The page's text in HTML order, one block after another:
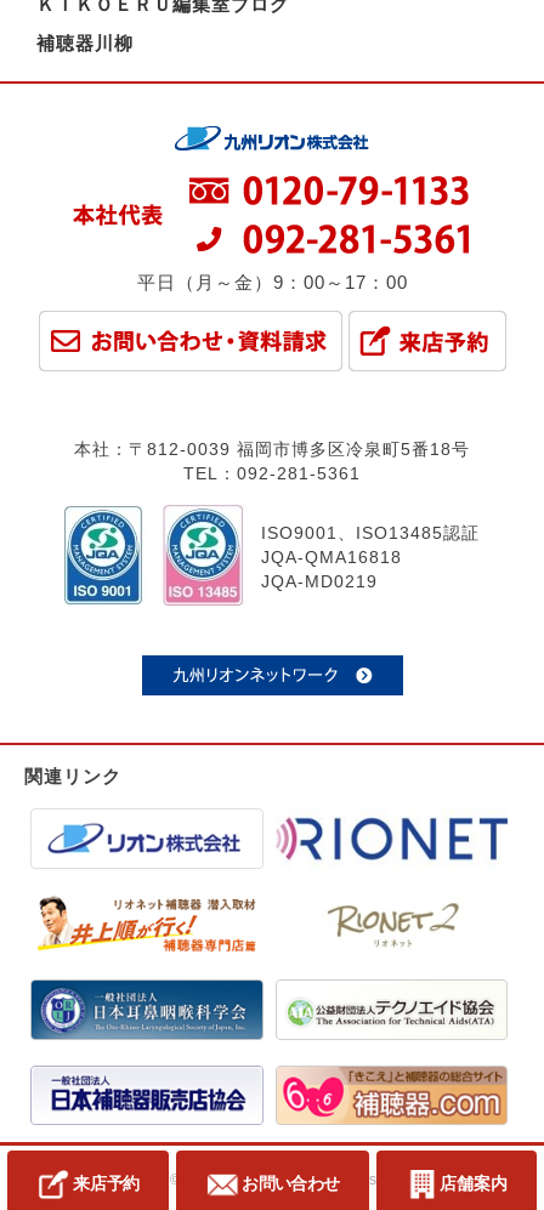
来店予約 お問い合わせ 店舗案内
ＫＩＫＯＥＲＵ編集室ブログ
補聴器川柳
平日（月～金）9：00～17：00
本社：〒812-0039 福岡市博多区冷泉町5番18号
TEL：092-281-5361
ISO9001、ISO13485認証
JQA-QMA16818
JQA-MD0219
関連リンク
Copyright © 2008 KIKOERU All rights reserved.